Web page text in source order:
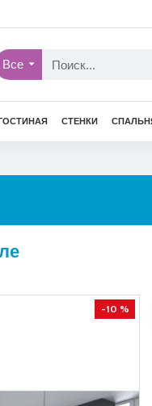
Все
СТЕНКИ
-10 %